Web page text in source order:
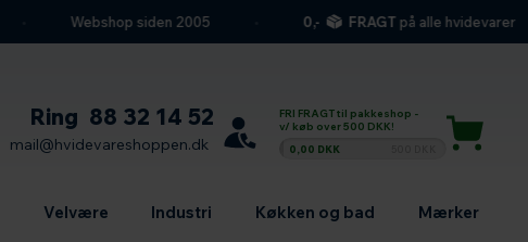
Webshop siden 2005 FRAGTpå alle hvidevarer
Ring 88 32 14 52
mail@hvidevareshoppen.dk
FRI FRAGT til pakkeshop -
v/ køb over 500 DKK!
0,00 DKK
Velvære Industri Køkken og bad Mærker